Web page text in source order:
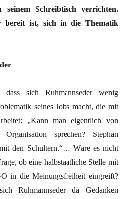
seinem Schreibtisch verrichten.
bereit ist, sich in die Thematik
sich Ruhmannseder wenig
seines Jobs macht, die mit
„Kann man eigentlich von
Organisation sprechen? Stephan
den Schultern.“… Wäre es nicht
ob eine halbstaatliche Stelle mit
in die Meinungsfreiheit eingreift?
Ruhmannseder da Gedanken